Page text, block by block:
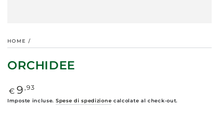
HOME /
ORCHIDEE
Prezzo
regolare
€ 9 ,93
Imposte incluse. Spese di spedizione calcolate al check-out.